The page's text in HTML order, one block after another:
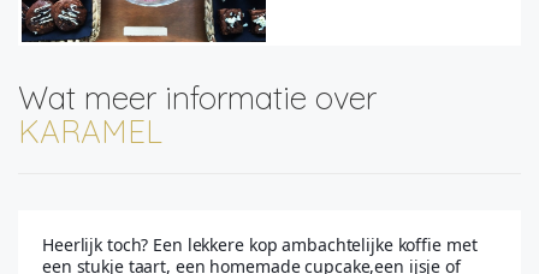
Wat meer informatie over
KARAMEL
Heerlijk toch? Een lekkere kop ambachtelijke koffie met
een stukje taart, een homemade cupcake,een ijsje of